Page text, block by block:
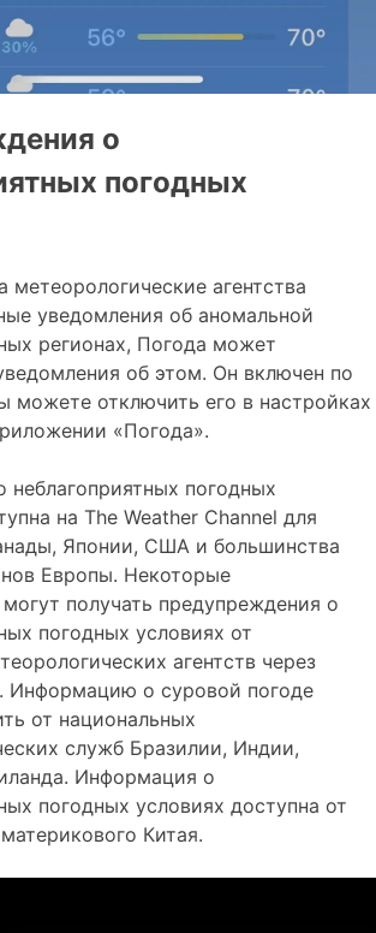
о
погодных
метеорологические агентства
уведомления об аномальной
регионах, Погода может
об этом. Он включен по
можете отключить его в настройках
«Погода».
погодных
на The Weather Channel для
Японии, США и большинства
Европы. Некоторые
могут получать предупреждения о
погодных условиях от
агентств через
Информацию о суровой погоде
от национальных
служб Бразилии, Индии,
Информация о
погодных условиях доступна от
Китая.